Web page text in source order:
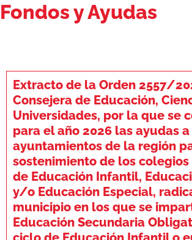
Fondos y Ayudas
Extracto de la Orden 2557/
Consejera de Educación,
Universidades, por la que se
para el año 2026 las ayudas
ayuntamientos de la región
sostenimiento de los
de Educación Infantil,
y/o Educación Especial,
municipio en los que se
Educación Secundaria